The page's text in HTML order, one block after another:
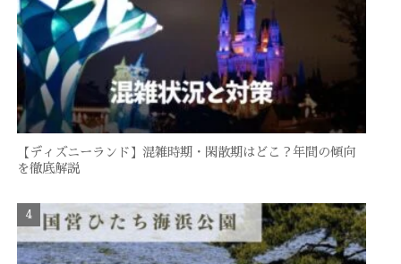
【ディズニーランド】混雑時期・閑散期はどこ？年間の傾向
を徹底解説